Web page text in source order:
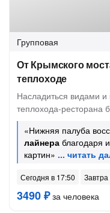
Групповая
От Крымского
теплоходе
Насладиться видами и
теплохода-ресторана
«Нижняя палуба
лайнера благодаря
картин»
Сегодня в 17:50 Завтра
3490 ₽за человека